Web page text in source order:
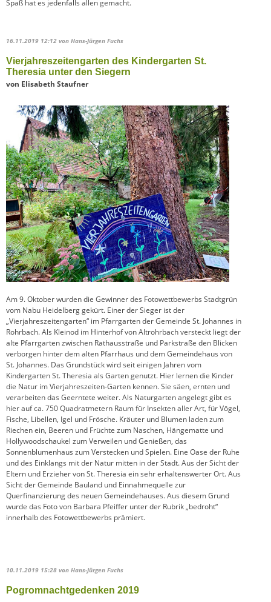
Spaß hat es jedenfalls allen gemacht.
16.11.2019 12:12 von Hans-Jürgen Fuchs
Vierjahreszeitengarten des Kindergarten St.
Theresia unter den Siegern
von Elisabeth Staufner
Am 9. Oktober wurden die Gewinner des Fotowettbewerbs Stadtgrün
vom Nabu Heidelberg gekürt. Einer der Sieger ist der
„Vierjahreszeitengarten“ im Pfarrgarten der Gemeinde St. Johannes in
Rohrbach. Als Kleinod im Hinterhof von Altrohrbach versteckt liegt der
alte Pfarrgarten zwischen Rathausstraße und Parkstraße den Blicken
verborgen hinter dem alten Pfarrhaus und dem Gemeindehaus von
St. Johannes. Das Grundstück wird seit einigen Jahren vom
Kindergarten St. Theresia als Garten genutzt. Hier lernen die Kinder
die Natur im Vierjahreszeiten-Garten kennen. Sie säen, ernten und
verarbeiten das Geerntete weiter. Als Naturgarten angelegt gibt es
hier auf ca. 750 Quadratmetern Raum für Insekten aller Art, für Vögel,
Fische, Libellen, Igel und Frösche. Kräuter und Blumen laden zum
Riechen ein, Beeren und Früchte zum Naschen, Hängematte und
Hollywoodschaukel zum Verweilen und Genießen, das
Sonnenblumenhaus zum Verstecken und Spielen. Eine Oase der Ruhe
und des Einklangs mit der Natur mitten in der Stadt. Aus der Sicht der
Eltern und Erzieher von St. Theresia ein sehr erhaltenswerter Ort. Aus
Sicht der Gemeinde Bauland und Einnahmequelle zur
Querfinanzierung des neuen Gemeindehauses. Aus diesem Grund
wurde das Foto von Barbara Pfeiffer unter der Rubrik „bedroht“
innerhalb des Fotowettbewerbs prämiert.
10.11.2019 15:28 von Hans-Jürgen Fuchs
Pogromnachtgedenken 2019